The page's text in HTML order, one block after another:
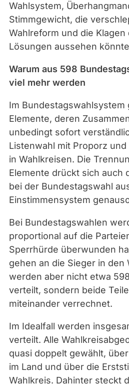
Wahlsystem,
Stimmgewicht, die
Wahlreform und die
Lösungen aussehen
Warum aus 598
viel mehr werden
Im Bundestagswahlsystem
Elemente, deren
unbedingt sofort
Listenwahl mit Proporz
in Wahlkreisen. Die
Elemente drückt sich auch
bei der Bundestagswahl
Einstimmensystem
Bei Bundestagswahlen
proportional auf die
Sperrhürde überwunden
gehen an die Sieger in den
werden aber nicht etwa
verteilt, sondern beide
miteinander verrechnet.
Im Idealfall werden
verteilt. Alle
quasi doppelt gewählt,
im Land und über die
Wahlkreis. Dahinter steckt